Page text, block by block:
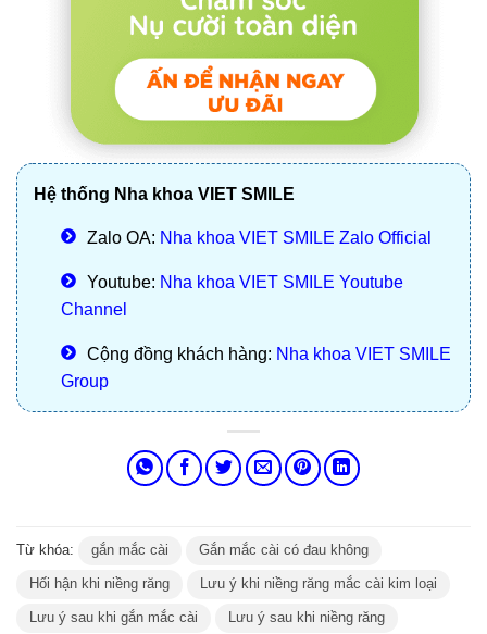
Hệ thống Nha khoa VIET SMILE
Zalo OA: Nha khoa VIET SMILE Zalo Official
Youtube: Nha khoa VIET SMILE Youtube
Channel
Cộng đồng khách hàng: Nha khoa VIET SMILE
Group
Từ khóa: gắn mắc cài Gắn mắc cài có đau không
Hối hận khi niềng răng Lưu ý khi niềng răng mắc cài kim loại
Lưu ý sau khi gắn mắc cài Lưu ý sau khi niềng răng